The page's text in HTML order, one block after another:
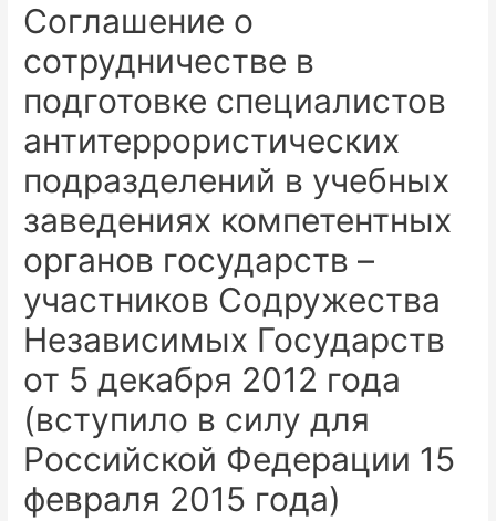
Соглашение о
сотрудничестве в
подготовке специалистов
антитеррористических
подразделений в учебных
заведениях компетентных
органов государств –
участников Содружества
Независимых Государств
от 5 декабря 2012 года
(вступило в силу для
Российской Федерации 15
февраля 2015 года)